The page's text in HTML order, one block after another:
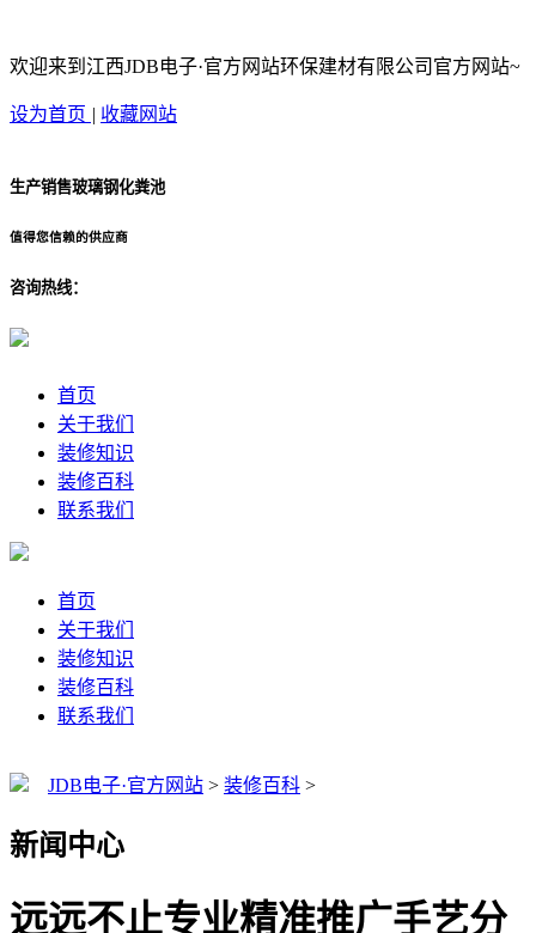
欢迎来到江西JDB电子·官方网站环保建材有限公司官方网站~
设为首页 | 收藏网站
生产销售玻璃钢化粪池
值得您信赖的供应商
咨询热线：
首页
关于我们
装修知识
装修百科
联系我们
首页
关于我们
装修知识
装修百科
联系我们
JDB电子·官方网站 > 装修百科 >
新闻中心
远远不止专业精准推广手艺分